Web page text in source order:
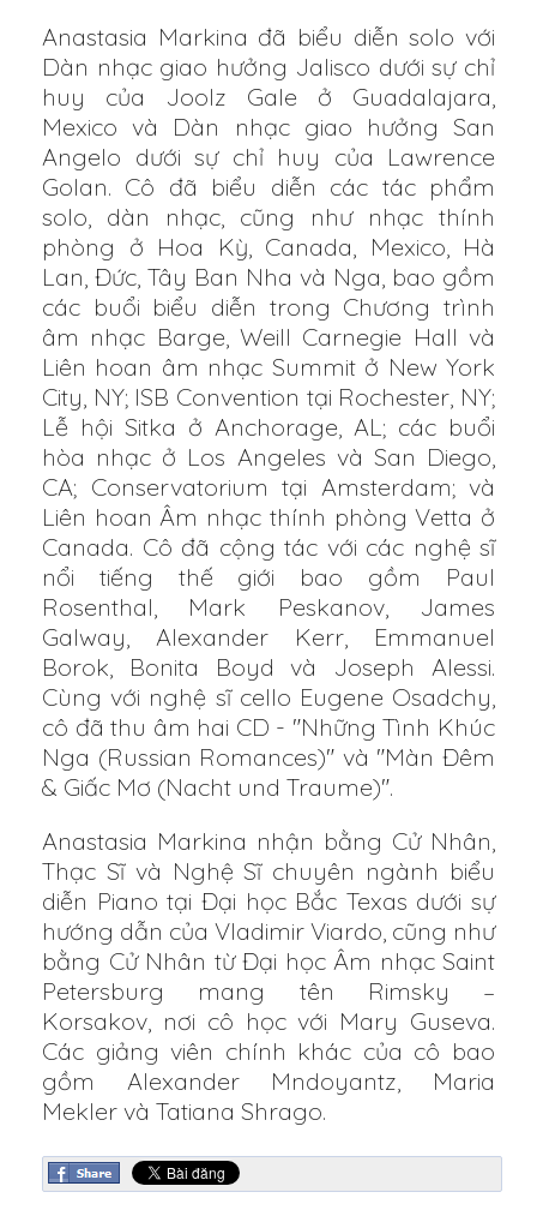
Anastasia Markina đã biểu diễn solo với
Dàn nhạc giao hưởng Jalisco dưới sự chỉ
huy của Joolz Gale ở Guadalajara,
Mexico và Dàn nhạc giao hưởng San
Angelo dưới sự chỉ huy của Lawrence
Golan. Cô đã biểu diễn các tác phẩm
solo, dàn nhạc, cũng như nhạc thính
phòng ở Hoa Kỳ, Canada, Mexico, Hà
Lan, Đức, Tây Ban Nha và Nga, bao gồm
các buổi biểu diễn trong Chương trình
âm nhạc Barge, Weill Carnegie Hall và
Liên hoan âm nhạc Summit ở New York
City, NY; ISB Convention tại Rochester, NY;
Lễ hội Sitka ở Anchorage, AL; các buổi
hòa nhạc ở Los Angeles và San Diego,
CA; Conservatorium tại Amsterdam; và
Liên hoan Âm nhạc thính phòng Vetta ở
Canada. Cô đã cộng tác với các nghệ sĩ
nổi tiếng thế giới bao gồm Paul
Rosenthal, Mark Peskanov, James
Galway, Alexander Kerr, Emmanuel
Borok, Bonita Boyd và Joseph Alessi.
Cùng với nghệ sĩ cello Eugene Osadchy,
cô đã thu âm hai CD - "Những Tình Khúc
Nga (Russian Romances)" và "Màn Đêm
& Giấc Mơ (Nacht und Traume)".
Anastasia Markina nhận bằng Cử Nhân,
Thạc Sĩ và Nghệ Sĩ chuyên ngành biểu
diễn Piano tại Đại học Bắc Texas dưới sự
hướng dẫn của Vladimir Viardo, cũng như
bằng Cử Nhân từ Đại học Âm nhạc Saint
Petersburg mang tên Rimsky –
Korsakov, nơi cô học với Mary Guseva.
Các giảng viên chính khác của cô bao
gồm Alexander Mndoyantz, Maria
Mekler và Tatiana Shrago.